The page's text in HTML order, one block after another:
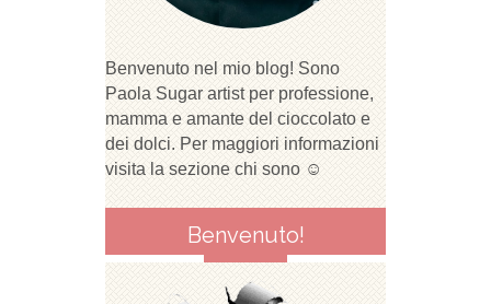
Benvenuto nel mio blog! Sono
Paola Sugar artist per professione,
mamma e amante del cioccolato e
dei dolci. Per maggiori informazioni
visita la sezione chi sono ☺
Benvenuto!